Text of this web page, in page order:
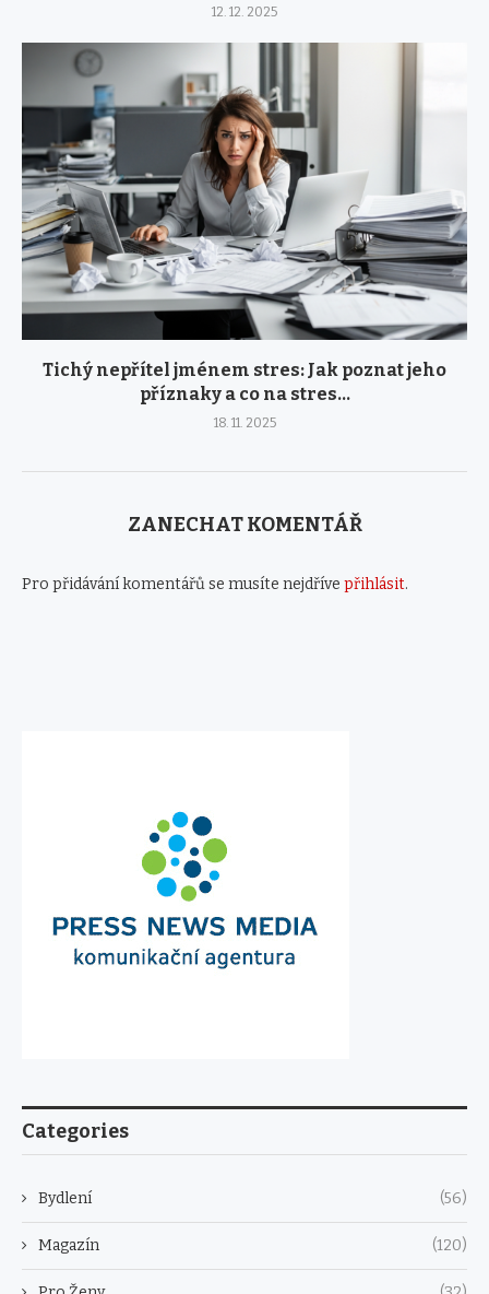
12. 12. 2025
Tichý nepřítel jménem stres: Jak poznat jeho
příznaky a co na stres...
18. 11. 2025
ZANECHAT KOMENTÁŘ
Pro přidávání komentářů se musíte nejdříve přihlásit.
Categories
Bydlení (56)
Magazín (120)